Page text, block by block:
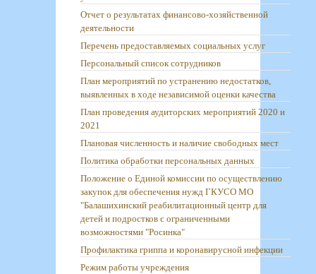
Отчет о результатах финансово-хозяйственной
деятельности
Перечень предоставляемых социальных услуг
Персональный список сотрудников
План мероприятий по устранению недостатков,
выявленных в ходе независимой оценки качества
План проведения аудиторских мероприятий 2020 и
2021
Плановая численность и наличие свободных мест
Политика обработки персональных данных
Положение о Единой комиссии по осуществлению
закупок для обеспечения нужд ГКУСО МО
"Балашихинский реабилитационный центр для
детей и подростков с ограниченными
возможностями "Росинка"
Профилактика гриппа и коронавирусной инфекции
Режим работы учреждения